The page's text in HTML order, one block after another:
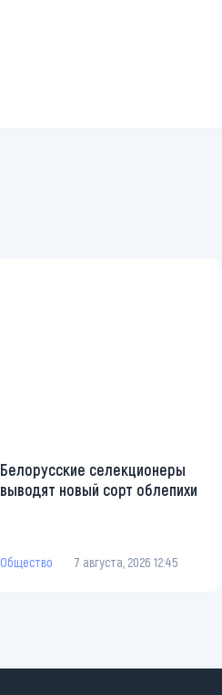
Белорусские селекционеры
выводят новый сорт облепихи
Общество 7 августа, 2026 12:45